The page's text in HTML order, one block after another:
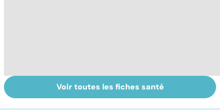
Le magnésium,
un oligo-élément
Intestin irritable :
le régime
Voir toutes les fiches santé